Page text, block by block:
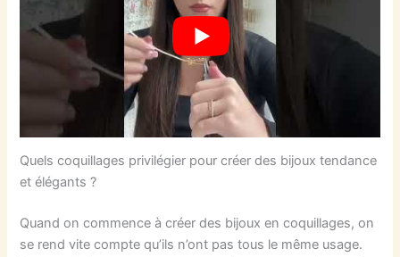
Quels coquillages privilégier pour créer des bijoux tendance
et élégants ?
Quand on commence à créer des bijoux en coquillages, on
se rend vite compte qu’ils n’ont pas tous le même usage.